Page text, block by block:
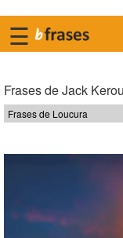
☰
Frases de Jack
Frases de Loucura